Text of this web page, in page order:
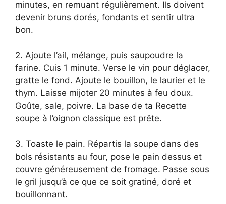
minutes, en remuant régulièrement. Ils doivent
devenir bruns dorés, fondants et sentir ultra
bon.
2. Ajoute l’ail, mélange, puis saupoudre la
farine. Cuis 1 minute. Verse le vin pour déglacer,
gratte le fond. Ajoute le bouillon, le laurier et le
thym. Laisse mijoter 20 minutes à feu doux.
Goûte, sale, poivre. La base de ta Recette
soupe à l’oignon classique est prête.
3. Toaste le pain. Répartis la soupe dans des
bols résistants au four, pose le pain dessus et
couvre généreusement de fromage. Passe sous
le gril jusqu’à ce que ce soit gratiné, doré et
bouillonnant.